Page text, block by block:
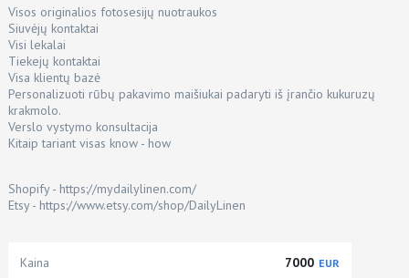
Visos originalios fotosesijų nuotraukos
Siuvėjų kontaktai
Visi lekalai
Tiekejų kontaktai
Visa klientų bazė
Personalizuoti rūbų pakavimo maišiukai padaryti iš įrančio kukuruzų
krakmolo.
Verslo vystymo konsultacija
Kitaip tariant visas know - how
Shopify - https://mydailylinen.com/
Etsy - https://www.etsy.com/shop/DailyLinen
Kaina 7000 EUR